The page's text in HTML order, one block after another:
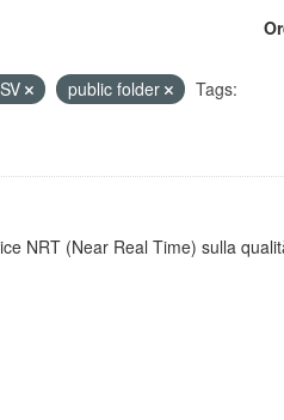
public folder
Tags:
NRT (Near Real Time) sulla